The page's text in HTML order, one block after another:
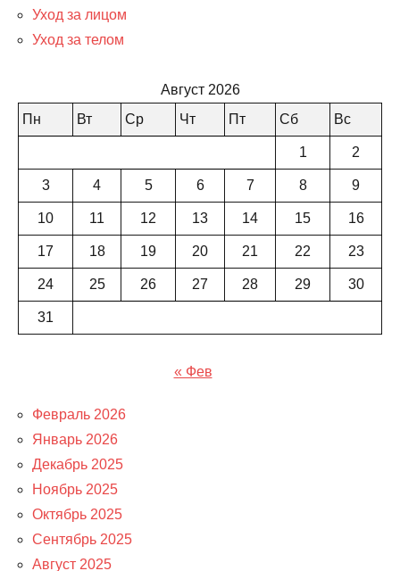
Уход за лицом
Уход за телом
Август 2026
Пн
Вт Ср Чт Пт Сб Вс
1 2
3 4 5 6 7 8 9
10 11 12 13 14 15 16
17 18 19 20 21 22 23
24 25 26 27 28 29 30
31
« Фев
Февраль 2026
Январь 2026
Декабрь 2025
Ноябрь 2025
Октябрь 2025
Сентябрь 2025
Август 2025